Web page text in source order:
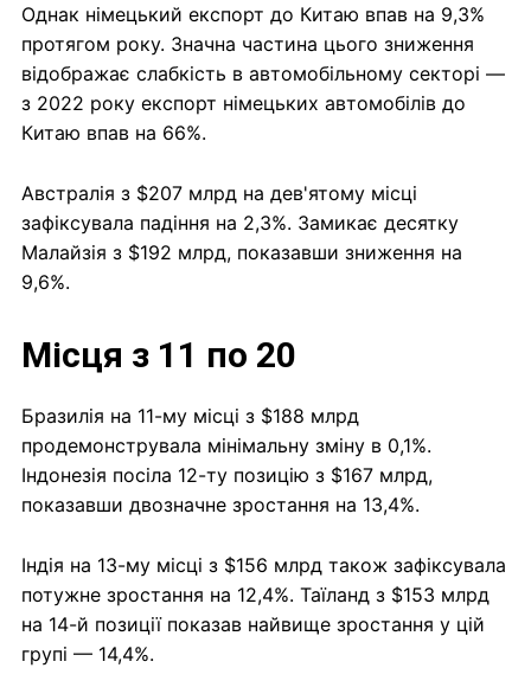
Однак німецький експорт до Китаю впав на 9,3%
протягом року. Значна частина цього зниження
відображає слабкість в автомобільному секторі —
з 2022 року експорт німецьких автомобілів до
Китаю впав на 66%.
Австралія з $207 млрд на дев'ятому місці
зафіксувала падіння на 2,3%. Замикає десятку
Малайзія з $192 млрд, показавши зниження на
9,6%.
Місця з 11 по 20
Бразилія на 11-му місці з $188 млрд
продемонструвала мінімальну зміну в 0,1%.
Індонезія посіла 12-ту позицію з $167 млрд,
показавши двозначне зростання на 13,4%.
Індія на 13-му місці з $156 млрд також зафіксувала
потужне зростання на 12,4%. Таїланд з $153 млрд
на 14-й позиції показав найвище зростання у цій
групі — 14,4%.